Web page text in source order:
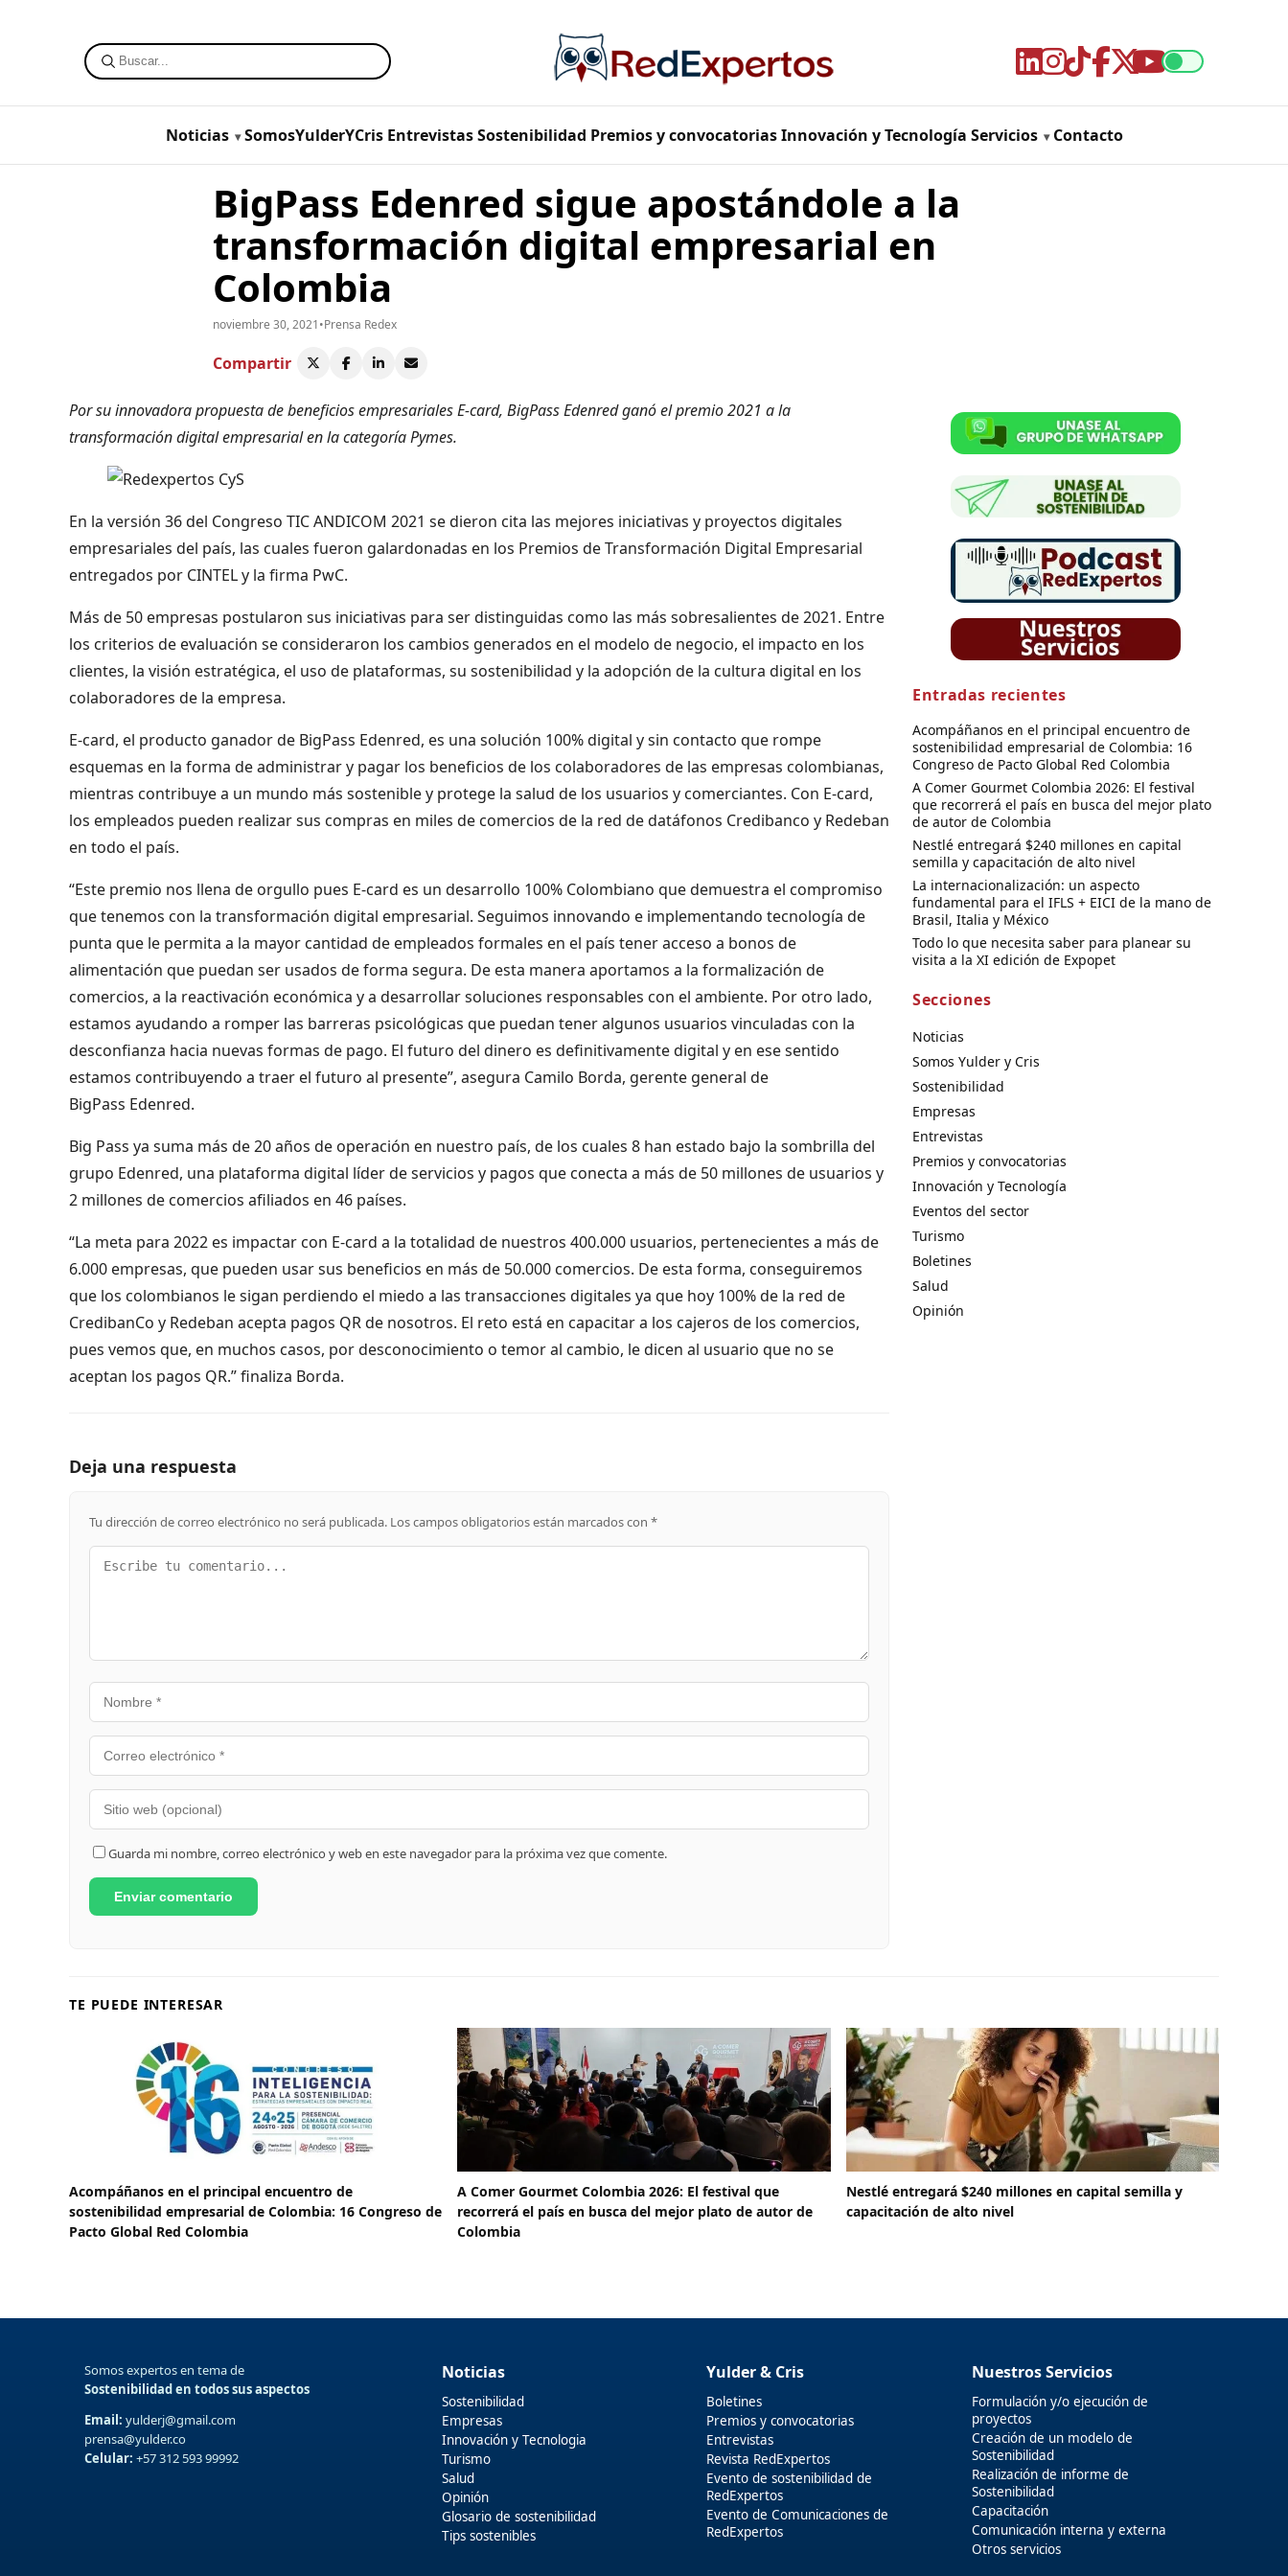
Noticias SomosYulderYCris Entrevistas Sostenibilidad Premios y convocatorias Innovación y Tecnología Servicios Contacto
BigPass Edenred sigue apostándole a la
transformación digital empresarial en
Colombia
noviembre 30, 2021•Prensa Redex
Compartir
Por su innovadora propuesta de beneficios empresariales E-card, BigPass Edenred ganó el premio 2021 a la
transformación digital empresarial en la categoría Pymes.
En la versión 36 del Congreso TIC ANDICOM 2021 se dieron cita las mejores iniciativas y proyectos digitales
empresariales del país, las cuales fueron galardonadas en los Premios de Transformación Digital Empresarial
entregados por CINTEL y la firma PwC.
Más de 50 empresas postularon sus iniciativas para ser distinguidas como las más sobresalientes de 2021. Entre
los criterios de evaluación se consideraron los cambios generados en el modelo de negocio, el impacto en los
clientes, la visión estratégica, el uso de plataformas, su sostenibilidad y la adopción de la cultura digital en los
colaboradores de la empresa.
E-card, el producto ganador de BigPass Edenred, es una solución 100% digital y sin contacto que rompe
esquemas en la forma de administrar y pagar los beneficios de los colaboradores de las empresas colombianas,
mientras contribuye a un mundo más sostenible y protege la salud de los usuarios y comerciantes. Con E-card,
los empleados pueden realizar sus compras en miles de comercios de la red de datáfonos Credibanco y Redeban
en todo el país.
“Este premio nos llena de orgullo pues E-card es un desarrollo 100% Colombiano que demuestra el compromiso
que tenemos con la transformación digital empresarial. Seguimos innovando e implementando tecnología de
punta que le permita a la mayor cantidad de empleados formales en el país tener acceso a bonos de
alimentación que puedan ser usados de forma segura. De esta manera aportamos a la formalización de
comercios, a la reactivación económica y a desarrollar soluciones responsables con el ambiente. Por otro lado,
estamos ayudando a romper las barreras psicológicas que puedan tener algunos usuarios vinculadas con la
desconfianza hacia nuevas formas de pago. El futuro del dinero es definitivamente digital y en ese sentido
estamos contribuyendo a traer el futuro al presente”, asegura Camilo Borda, gerente general de
BigPass Edenred.
Big Pass ya suma más de 20 años de operación en nuestro país, de los cuales 8 han estado bajo la sombrilla del
grupo Edenred, una plataforma digital líder de servicios y pagos que conecta a más de 50 millones de usuarios y
2 millones de comercios afiliados en 46 países.
“La meta para 2022 es impactar con E-card a la totalidad de nuestros 400.000 usuarios, pertenecientes a más de
6.000 empresas, que pueden usar sus beneficios en más de 50.000 comercios. De esta forma, conseguiremos
que los colombianos le sigan perdiendo el miedo a las transacciones digitales ya que hoy 100% de la red de
CredibanCo y Redeban acepta pagos QR de nosotros. El reto está en capacitar a los cajeros de los comercios,
pues vemos que, en muchos casos, por desconocimiento o temor al cambio, le dicen al usuario que no se
aceptan los pagos QR.” finaliza Borda.
Deja una respuesta
Tu dirección de correo electrónico no será publicada. Los campos obligatorios están marcados con *
Guarda mi nombre, correo electrónico y web en este navegador para la próxima vez que comente.
Entradas recientes
Acompáñanos en el principal encuentro de
sostenibilidad empresarial de Colombia: 16
Congreso de Pacto Global Red Colombia
A Comer Gourmet Colombia 2026: El festival
que recorrerá el país en busca del mejor plato
de autor de Colombia
Nestlé entregará $240 millones en capital
semilla y capacitación de alto nivel
La internacionalización: un aspecto
fundamental para el IFLS + EICI de la mano de
Brasil, Italia y México
Todo lo que necesita saber para planear su
visita a la XI edición de Expopet
Secciones
Noticias
Somos Yulder y Cris
Sostenibilidad
Empresas
Entrevistas
Premios y convocatorias
Innovación y Tecnología
Eventos del sector
Turismo
Boletines
Salud
Opinión
TE PUEDE INTERESAR
Acompáñanos en el principal encuentro de
sostenibilidad empresarial de Colombia: 16 Congreso de
Pacto Global Red Colombia
A Comer Gourmet Colombia 2026: El festival que
recorrerá el país en busca del mejor plato de autor de
Colombia
Nestlé entregará $240 millones en capital semilla y
capacitación de alto nivel
Somos expertos en tema de
Sostenibilidad en todos sus aspectos
Email: yulderj@gmail.com
prensa@yulder.co
Celular: +57 312 593 99992
Noticias
Sostenibilidad
Empresas
Innovación y Tecnologia
Turismo
Salud
Opinión
Glosario de sostenibilidad
Tips sostenibles
Yulder & Cris
Boletines
Premios y convocatorias
Entrevistas
Revista RedExpertos
Evento de sostenibilidad de
RedExpertos
Evento de Comunicaciones de
RedExpertos
Nuestros Servicios
Formulación y/o ejecución de
proyectos
Creación de un modelo de
Sostenibilidad
Realización de informe de
Sostenibilidad
Capacitación
Comunicación interna y externa
Otros servicios